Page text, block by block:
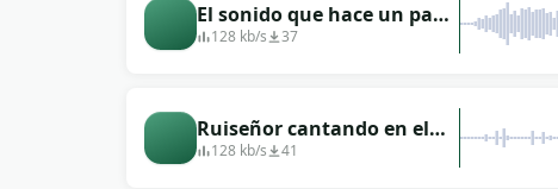
El sonido que hace un pavo
real solitario en la
128 kb/s 37
Ruiseñor cantando en el
bosque.
128 kb/s 41